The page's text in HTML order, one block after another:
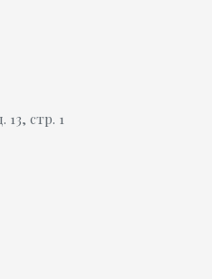
стр. 1